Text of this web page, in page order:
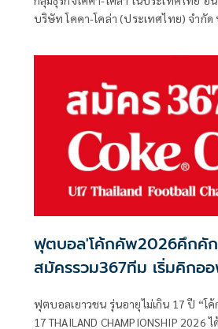
บริษัท โคคา-โคล่า (ประเทศไทย) จำกั
(มหาชน) ร่วมกับ สมาคมกีฬาฟุตบอลแห่
Coke® Cup U17 Thailand Football
เตรียมระเบิดความมันส์ ด้วยพิธีจับฉลาก
6 ภูมิภาคทั่วประเทศ ที่พร้อมลงสนามฟาด
กว่า 1.5 ล้านบาท และโอกาสก้าวสู่เส้น
ฟุตบอล'โค้กคัพ2026คึกคั
สมัครรวม367ทีม เริ่มคิกอ
ฟุตบอลเยาวชน รุ่นอายุไม่เกิน 17 ปี “โ
17 THAILAND CHAMPIONSHIP 2026